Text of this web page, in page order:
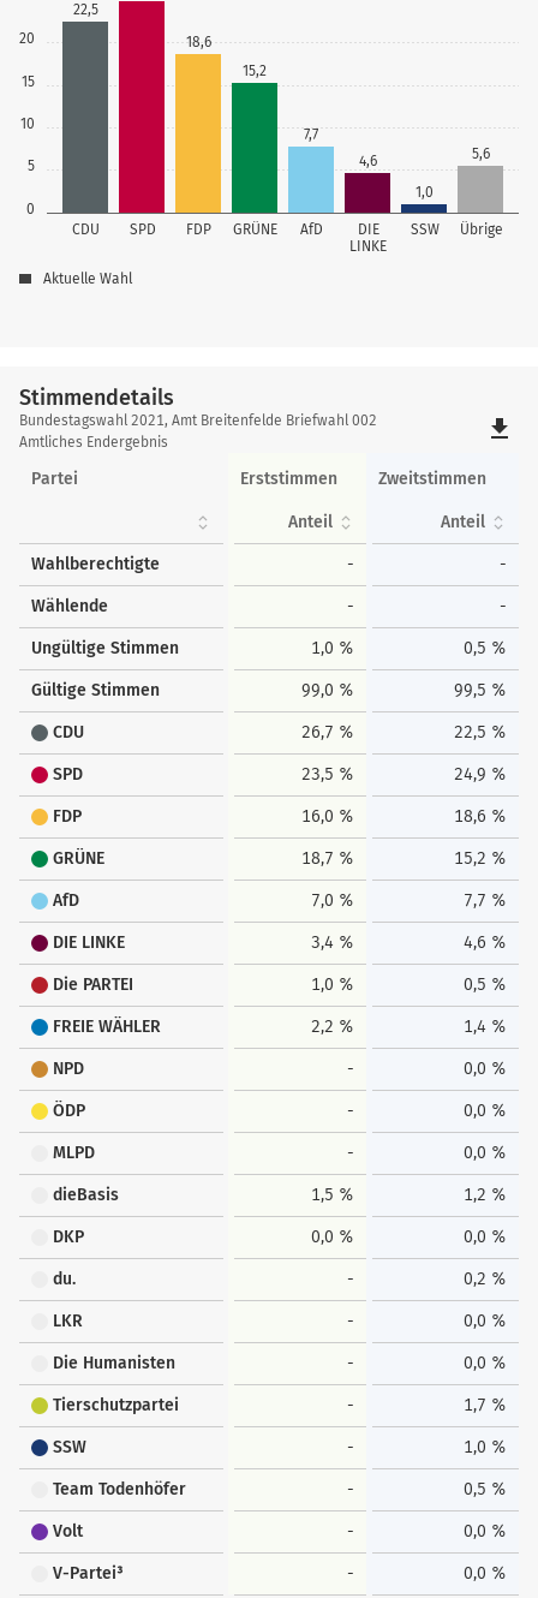
0
5
10
15
20
CDU SPD FDP GRÜNE AfD
DIE
LINKE
SSW Übrige
22,5
18,6
15,2
7,7
4,6
1,0
5,6
Aktuelle Wahl
Stimmendetails
Stimmendetails
Bundestagswahl 2021, Amt Breitenfelde Briefwahl 002
Amtliches Endergebnis
file_download
Partei Erststimmen Zweitstimmen
Anteil Anteil
Wahlberechtigte - -
Wählende - -
Ungültige Stimmen 1,0 % 0,5 %
Gültige Stimmen 99,0 % 99,5 %
CDU 26,7 % 22,5 %
SPD 23,5 % 24,9 %
FDP 16,0 % 18,6 %
GRÜNE 18,7 % 15,2 %
AfD 7,0 % 7,7 %
DIE LINKE 3,4 % 4,6 %
Die PARTEI 1,0 % 0,5 %
FREIE WÄHLER 2,2 % 1,4 %
NPD - 0,0 %
ÖDP - 0,0 %
MLPD - 0,0 %
dieBasis 1,5 % 1,2 %
DKP 0,0 % 0,0 %
du. - 0,2 %
LKR - 0,0 %
Die Humanisten - 0,0 %
Tierschutzpartei - 1,7 %
SSW - 1,0 %
Team Todenhöfer - 0,5 %
Volt - 0,0 %
V-Partei³ - 0,0 %